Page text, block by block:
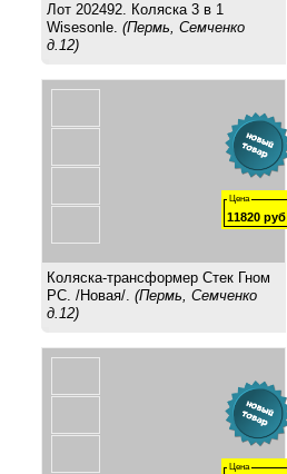
Лот 202492. Коляска 3 в 1
Wisesonle. (Пермь, Семченко
д.12)
Цена
11820 руб
Коляска-трансформер Стек Гном
PC. /Новая/. (Пермь, Семченко
д.12)
Цена